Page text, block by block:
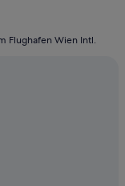
Flughafen Wien Intl.